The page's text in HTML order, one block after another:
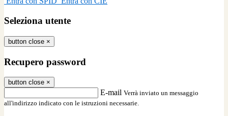
Seleziona utente
button close ×
Recupero password
button close ×
E-mail Verrà inviato un messaggio
all'indirizzo indicato con le istruzioni necessarie.